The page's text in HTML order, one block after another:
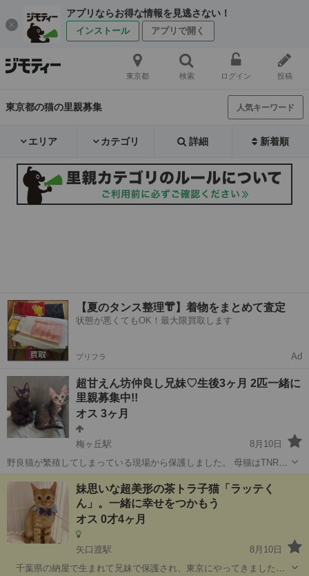
アプリならお得な情報を見逃さない！
インストール アプリで開く
東京都 検索 ログイン 投稿
東京都の猫の里親募集 人気キーワード
エリア カテゴリ 詳細 新着順
【夏のタンス整理👘】着物をまとめて査定
状態が悪くてもOK！最大限買取します
プリフラ Ad
超甘えん坊仲良し兄妹♡生後3ヶ月 2匹一緒に
里親募集中!!
オス 3ヶ月
梅ヶ丘駅
8月10日
野良猫が繁殖してしまっている現場から保護しました。 母猫はTNR
済。 2匹とも仲良しで、毎日一緒に寝たり遊んだりしています。 とっ
ても可愛い元気な兄妹です♡ これからも仲良し兄妹でずっと一緒にい
られるよう、ペアで迎えてく...
東京 世田谷区 梅ヶ丘駅 猫 仲良し
妹思いな超美形の茶トラ子猫「ラッテく
ん」。一緒に幸せをつかもう
オス 0才4ヶ月
矢口渡駅
8月10日
千葉県の納屋で生まれて兄妹で保護され、東京にやってきました。